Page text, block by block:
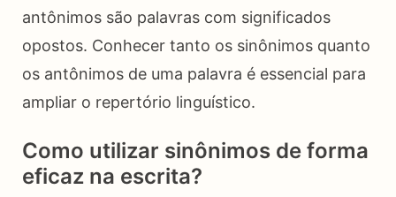
antônimos são palavras com significados
opostos. Conhecer tanto os sinônimos quanto
os antônimos de uma palavra é essencial para
ampliar o repertório linguístico.
Como utilizar sinônimos de forma
eficaz na escrita?